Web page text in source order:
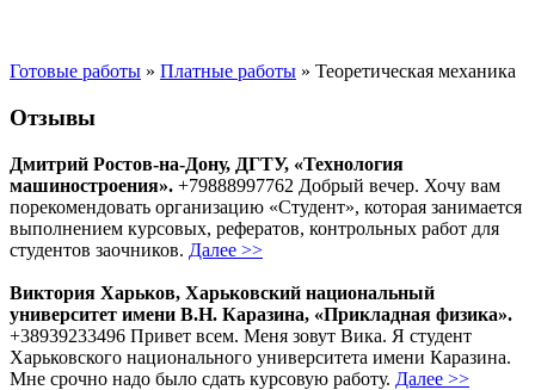
Готовые работы » Платные работы » Теоретическая механика
Отзывы
Дмитрий Ростов-на-Дону, ДГТУ, «Технология
машиностроения». +79888997762 Добрый вечер. Хочу вам
порекомендовать организацию «Студент», которая занимается
выполнением курсовых, рефератов, контрольных работ для
студентов заочников. Далее >>
Виктория Харьков, Харьковский национальный
университет имени В.Н. Каразина, «Прикладная физика».
+38939233496 Привет всем. Меня зовут Вика. Я студент
Харьковского национального университета имени Каразина.
Мне срочно надо было сдать курсовую работу. Далее >>